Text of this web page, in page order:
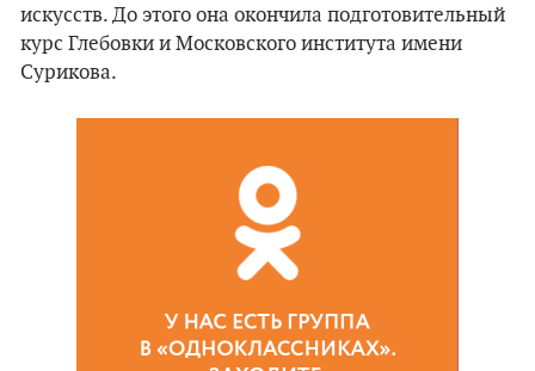
искусств. До этого она окончила подготовительный
курс Глебовки и Московского института имени
Сурикова.